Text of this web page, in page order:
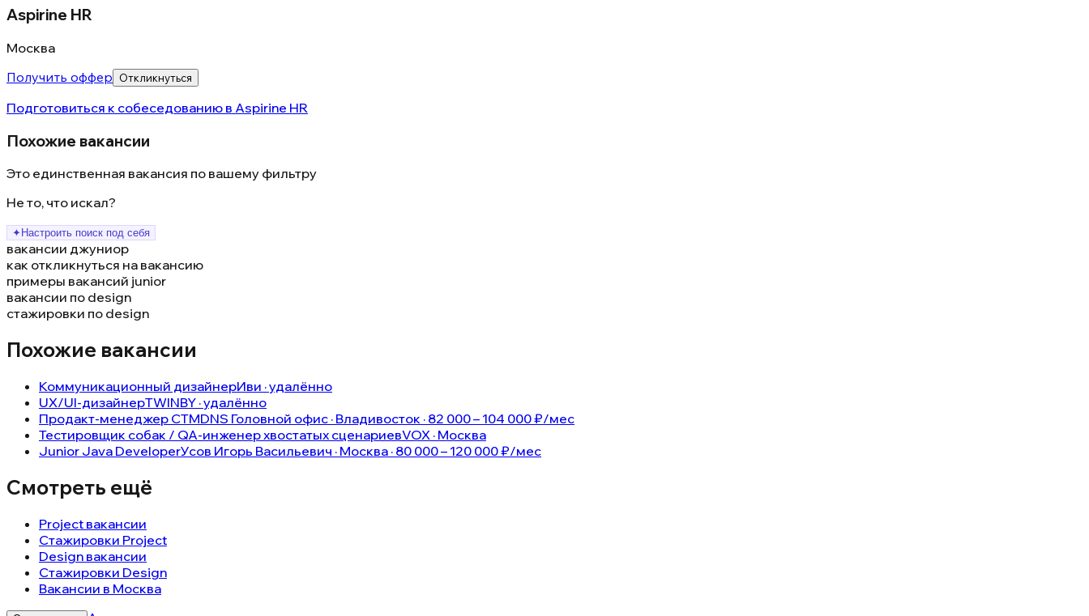
Aspirine HR
Москва
Получить оффер
Откликнуться
Подготовиться к собеседованию в Aspirine HR
Похожие вакансии
Это единственная вакансия по вашему фильтру
Не то, что искал?
✦ Настроить поиск под себя
вакансии джуниор
как откликнуться на вакансию
примеры вакансий junior
вакансии по design
стажировки по design
Похожие вакансии
Коммуникационный дизайнерИви · удалённо
UX/UI-дизайнерTWINBY · удалённо
Продакт-менеджер СТМDNS Головной офис · Владивосток · 82 000 – 104 000 ₽/мес
Тестировщик собак / QA-инженер хвостатых сценариевVOX · Москва
Junior Java DeveloperУсов Игорь Васильевич · Москва · 80 000 – 120 000 ₽/мес
Смотреть ещё
Project вакансии
Стажировки Project
Design вакансии
Стажировки Design
Вакансии в Москва